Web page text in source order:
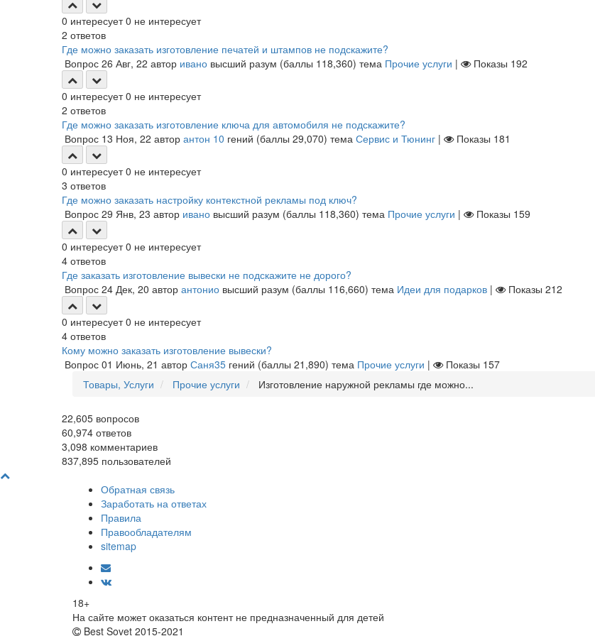
0 интересует 0 не интересует
2 ответов
Где можно заказать изготовление печатей и штампов не подскажите?
Вопрос 26 Авг, 22 автор ивано высший разум (баллы 118,360) тема Прочие услуги | Показы 192
0 интересует 0 не интересует
2 ответов
Где можно заказать изготовление ключа для автомобиля не подскажите?
Вопрос 13 Ноя, 22 автор антон 10 гений (баллы 29,070) тема Сервис и Тюнинг | Показы 181
0 интересует 0 не интересует
3 ответов
Где можно заказать настройку контекстной рекламы под ключ?
Вопрос 29 Янв, 23 автор ивано высший разум (баллы 118,360) тема Прочие услуги | Показы 159
0 интересует 0 не интересует
4 ответов
Где заказать изготовление вывески не подскажите не дорого?
Вопрос 24 Дек, 20 автор антонио высший разум (баллы 116,660) тема Идеи для подарков | Показы 212
0 интересует 0 не интересует
4 ответов
Кому можно заказать изготовление вывески?
Вопрос 01 Июнь, 21 автор Саня35 гений (баллы 21,890) тема Прочие услуги | Показы 157
Товары, Услуги
Прочие услуги Изготовление наружной рекламы где можно...
22,605 вопросов
60,974 ответов
3,098 комментариев
837,895 пользователей
Обратная связь
Заработать на ответах
Правила
Правообладателям
sitemap
18+
На сайте может оказаться контент не предназначенный для детей
Best Sovet 2015-2021